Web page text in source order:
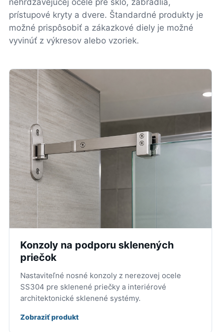
prístupové kryty a dvere. Štandardné produkty je
možné prispôsobiť a zákazkové diely je možné
vyvinúť z výkresov alebo vzoriek.
Konzoly na podporu sklenených
priečok
Nastaviteľné nosné konzoly z nerezovej ocele
SS304 pre sklenené priečky a interiérové
architektonické sklenené systémy.
Zobraziť produkt